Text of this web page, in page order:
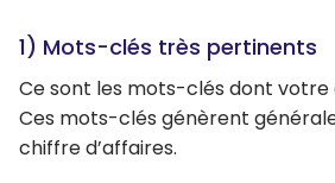
1) Mots-clés très pertinents
Ce sont les mots-clés dont
Ces mots-clés génèrent
chiffre d’affaires.